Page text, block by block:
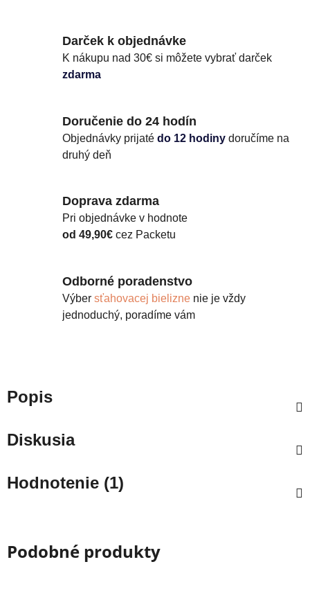
Darček k objednávke
K nákupu nad 30€ si môžete vybrať darček
zdarma
Doručenie do 24 hodín
Objednávky prijaté do 12 hodiny doručíme na
druhý deň
Doprava zdarma
Pri objednávke v hodnote
od 49,90€ cez Packetu
Odborné poradenstvo
Výber sťahovacej bielizne nie je vždy
jednoduchý, poradíme vám
Popis
Diskusia
Hodnotenie (1)
Podobné produkty